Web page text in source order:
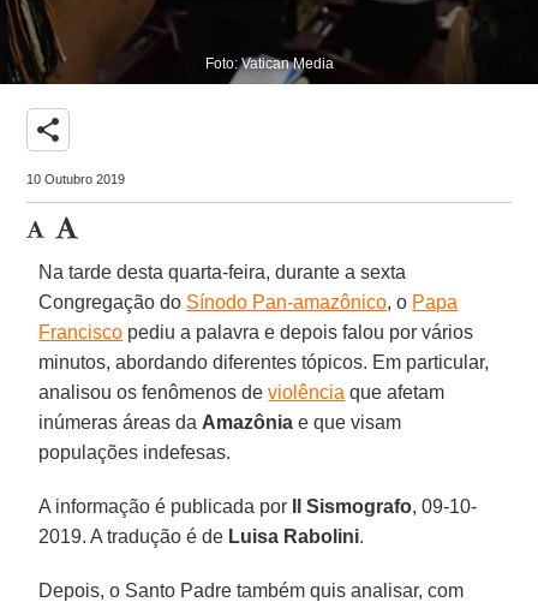
Foto: Vatican Media
share
10 Outubro 2019
Na tarde desta quarta-feira, durante a sexta
Congregação do Sínodo Pan-amazônico, o Papa
Francisco pediu a palavra e depois falou por vários
minutos, abordando diferentes tópicos. Em particular,
analisou os fenômenos deviolência que afetam
inúmeras áreas da Amazônia e que visam
populações indefesas.
A informação é publicada por Il Sismografo, 09-10-
2019. A tradução é de Luisa Rabolini.
Depois, o Santo Padre também quis analisar, com